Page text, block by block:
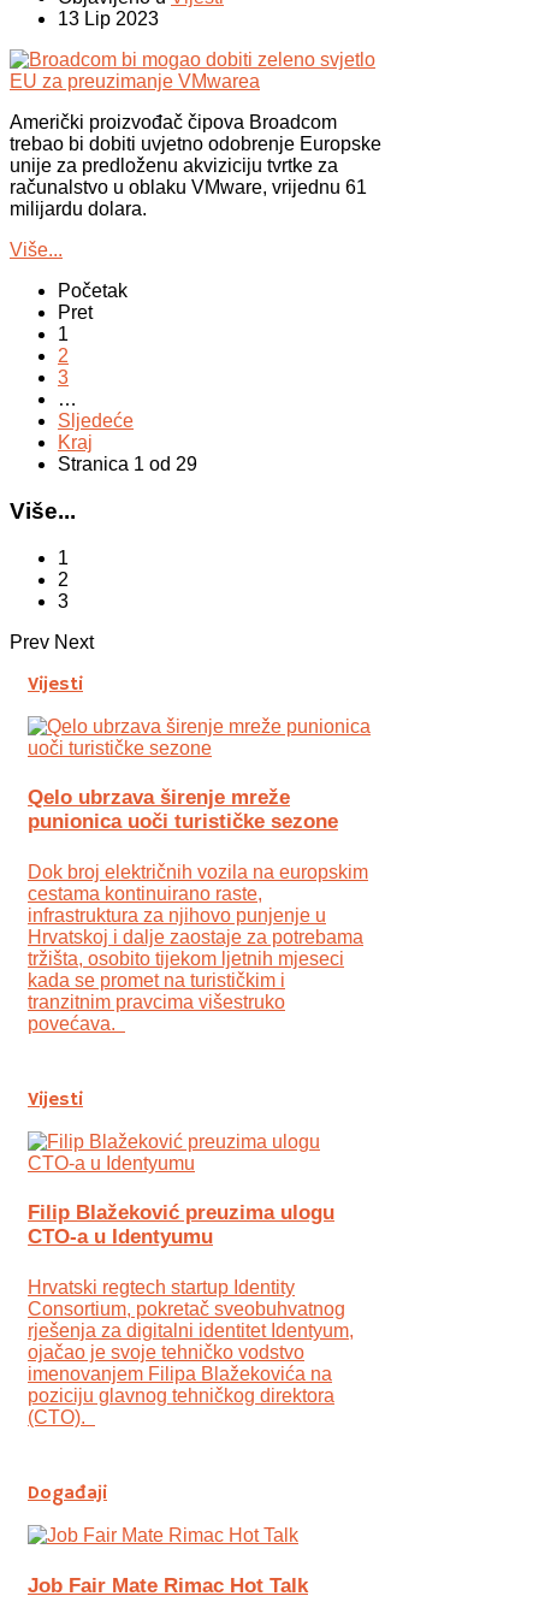
13 Lip 2023
Američki proizvođač čipova Broadcom
trebao bi dobiti uvjetno odobrenje Europske
unije za predloženu akviziciju tvrtke za
računalstvo u oblaku VMware, vrijednu 61
milijardu dolara.
Više...
Početak
Pret
1
2
3
…
Sljedeće
Kraj
Stranica 1 od 29
Više...
1
2
3
Prev Next
Vijesti
Qelo ubrzava širenje mreže
punionica uoči turističke sezone
Dok broj električnih vozila na europskim
cestama kontinuirano raste,
infrastruktura za njihovo punjenje u
Hrvatskoj i dalje zaostaje za potrebama
tržišta, osobito tijekom ljetnih mjeseci
kada se promet na turističkim i
tranzitnim pravcima višestruko
povećava.
Vijesti
Filip Blažeković preuzima ulogu
CTO-a u Identyumu
Hrvatski regtech startup Identity
Consortium, pokretač sveobuhvatnog
rješenja za digitalni identitet Identyum,
ojаčao je svoje tehničko vodstvo
imenovanjem Filipa Blažekovića na
poziciju glavnog tehničkog direktora
(CTO).
Događaji
Job Fair Mate Rimac Hot Talk